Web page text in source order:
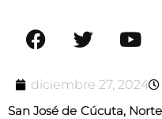
diciembre 27, 2024
San José de Cúcuta,